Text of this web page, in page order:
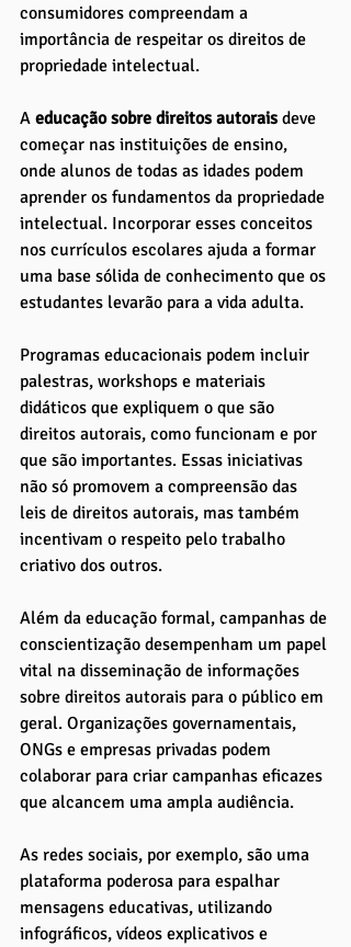
consumidores compreendam a
importância de respeitar os direitos de
propriedade intelectual.
A educação sobre direitos autorais deve
começar nas instituições de ensino,
onde alunos de todas as idades podem
aprender os fundamentos da propriedade
intelectual. Incorporar esses conceitos
nos currículos escolares ajuda a formar
uma base sólida de conhecimento que os
estudantes levarão para a vida adulta.
Programas educacionais podem incluir
palestras, workshops e materiais
didáticos que expliquem o que são
direitos autorais, como funcionam e por
que são importantes. Essas iniciativas
não só promovem a compreensão das
leis de direitos autorais, mas também
incentivam o respeito pelo trabalho
criativo dos outros.
Além da educação formal, campanhas de
conscientização desempenham um papel
vital na disseminação de informações
sobre direitos autorais para o público em
geral. Organizações governamentais,
ONGs e empresas privadas podem
colaborar para criar campanhas eficazes
que alcancem uma ampla audiência.
As redes sociais, por exemplo, são uma
plataforma poderosa para espalhar
mensagens educativas, utilizando
infográficos, vídeos explicativos e